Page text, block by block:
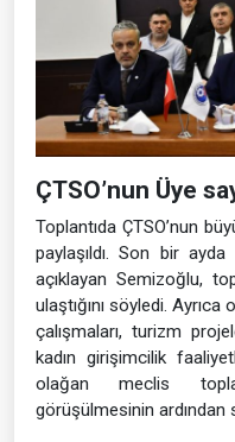
ÇTSO’nun Üye
Toplantıda ÇTSO’nun
paylaşıldı. Son bir ayda
açıklayan Semizoğlu,
ulaştığını söyledi.
çalışmaları, turizm
kadın girişimcilik
olağan meclis
görüşülmesinin ardından